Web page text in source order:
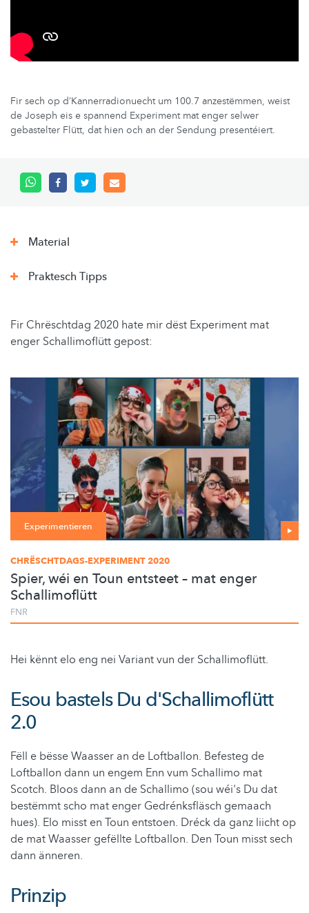
Fir sech op d’Kannerradionuecht um 100.7 anzestëmmen, weist
de Joseph eis e spannend Experiment mat enger selwer
gebastelter Flütt, dat hien och an der Sendung presentéiert.
Material
Praktesch Tipps
Fir Chrëschtdag 2020 hate mir dëst Experiment mat
enger Schallimoflütt gepost:
Experimentieren
CHRËSCHTDAGS-EXPERIMENT 2020
Spier, wéi en Toun entsteet – mat enger
Schallimoflütt
FNR
Hei kënnt elo eng nei Variant vun der Schallimoflütt.
Esou bastels Du d'Schallimoflütt
2.0
Fëll e bësse Waasser an de Loftballon. Befesteg de
Loftballon dann un engem Enn vum Schallimo mat
Scotch. Bloos dann an de Schallimo (sou wéi's Du dat
bestëmmt scho mat enger Gedrénksfläsch gemaach
hues). Elo misst en Toun entstoen. Dréck da ganz liicht op
de mat Waasser gefëllte Loftballon. Den Toun misst sech
dann änneren.
Prinzip